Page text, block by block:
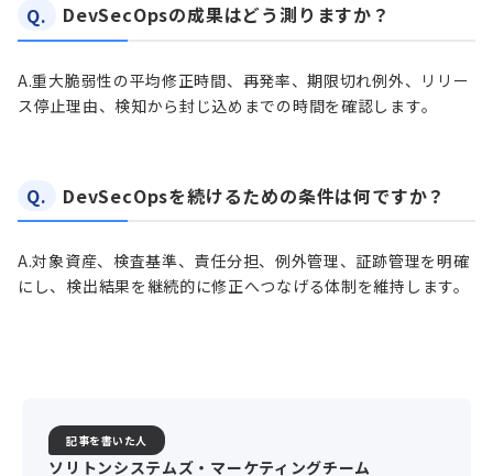
Q. DevSecOpsの成果はどう測りますか？
A.重大脆弱性の平均修正時間、再発率、期限切れ例外、リリー
ス停止理由、検知から封じ込めまでの時間を確認します。
Q. DevSecOpsを続けるための条件は何ですか？
A.対象資産、検査基準、責任分担、例外管理、証跡管理を明確
にし、検出結果を継続的に修正へつなげる体制を維持します。
記事を書いた人
ソリトンシステムズ・マーケティングチーム